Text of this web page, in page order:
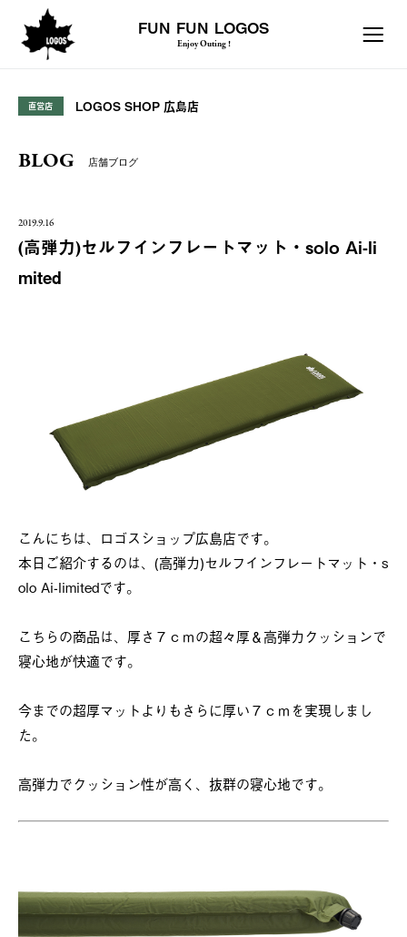
FUN FUN LOGOS
Enjoy Outing !
直営店 LOGOS SHOP 広島店
BLOG 店舗ブログ
2019.9.16
(高弾力)セルフインフレートマット・solo Ai-li
mited
こんにちは、ロゴスショップ広島店です。
本日ご紹介するのは、(高弾力)セルフインフレートマット・s
olo Ai-limitedです。
こちらの商品は、厚さ７ｃｍの超々厚＆高弾力クッションで
寝心地が快適です。
今までの超厚マットよりもさらに厚い７ｃｍを実現しまし
た。
高弾力でクッション性が高く、抜群の寝心地です。